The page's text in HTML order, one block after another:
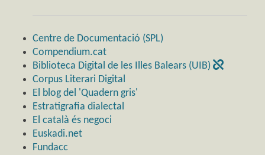
Centre de Documentació (SPL)
Compendium.cat
Biblioteca Digital de les Illes Balears (UIB)
Corpus Literari Digital
El blog del 'Quadern gris'
Estratigrafia dialectal
El català és negoci
Euskadi.net
Fundacc